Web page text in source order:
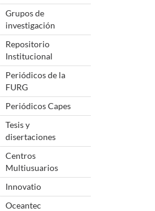
Grupos de
investigación
Repositorio
Institucional
Periódicos de la
FURG
Periódicos Capes
Tesis y
disertaciones
Centros
Multiusuarios
Innovatio
Oceantec